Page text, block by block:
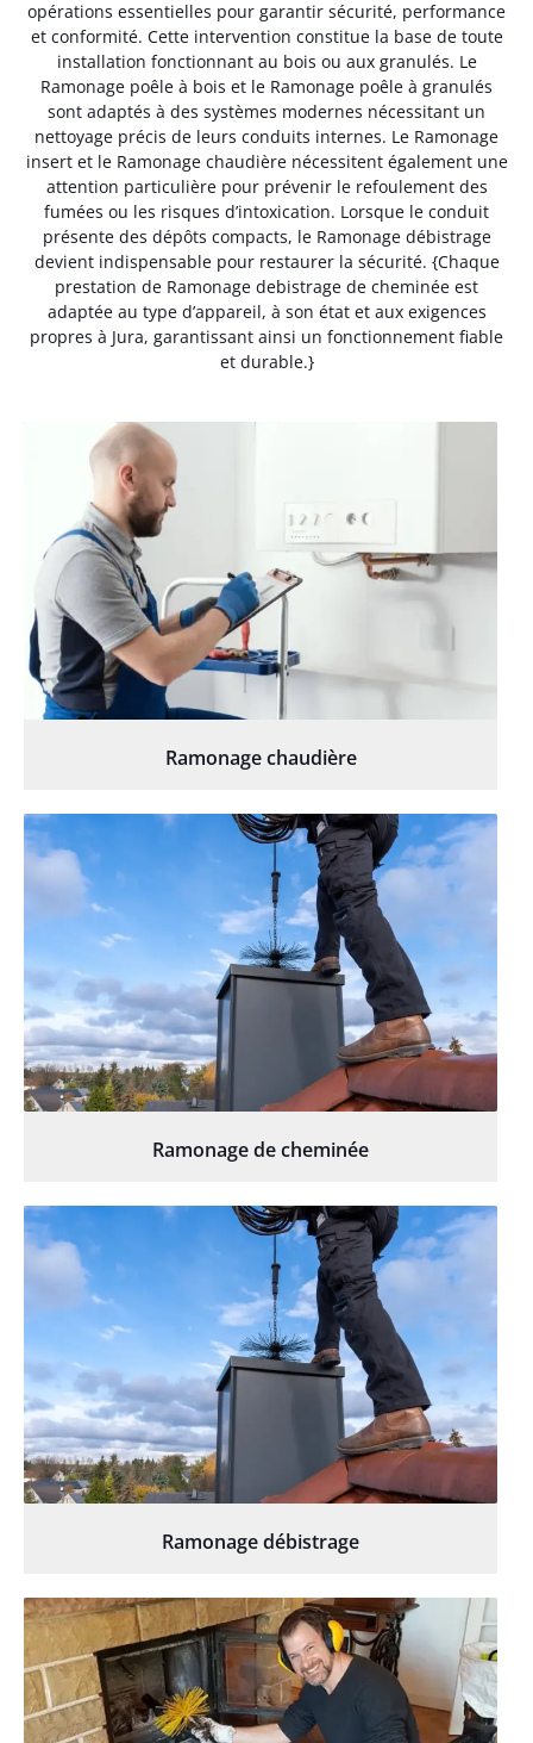
opérations essentielles pour garantir sécurité, performance
et conformité. Cette intervention constitue la base de toute
installation fonctionnant au bois ou aux granulés. Le
Ramonage poêle à bois et le Ramonage poêle à granulés
sont adaptés à des systèmes modernes nécessitant un
nettoyage précis de leurs conduits internes. Le Ramonage
insert et le Ramonage chaudière nécessitent également une
attention particulière pour prévenir le refoulement des
fumées ou les risques d’intoxication. Lorsque le conduit
présente des dépôts compacts, le Ramonage débistrage
devient indispensable pour restaurer la sécurité. {Chaque
prestation de Ramonage debistrage de cheminée est
adaptée au type d’appareil, à son état et aux exigences
propres à Jura, garantissant ainsi un fonctionnement fiable
et durable.}
Ramonage chaudière
Ramonage de cheminée
Ramonage débistrage